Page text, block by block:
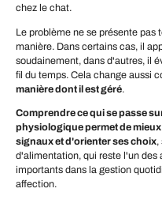
chez le chat.
Le problème ne se présente pas
manière. Dans certains cas, il
soudainement, dans d'autres, il
fil du temps. Cela change aussi
manière dont il est géré.
Comprendre ce qui se passe
physiologique permet de
signaux et d'orienter ses choix,
d'alimentation, qui reste l'un des
importants dans la gestion
affection.